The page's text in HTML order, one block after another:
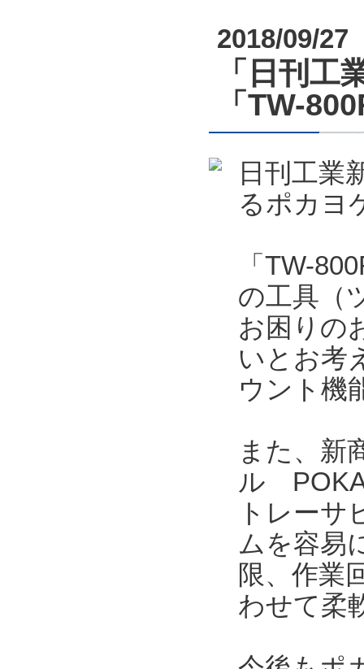
2018/09/27
「日刊工
「TW-
日刊工業
るポカヨ
「TW-
の工具（
お困りの
いとお考
ウント機
また、新
ル
トレーサ
ムを容易
限、作業
わせて柔